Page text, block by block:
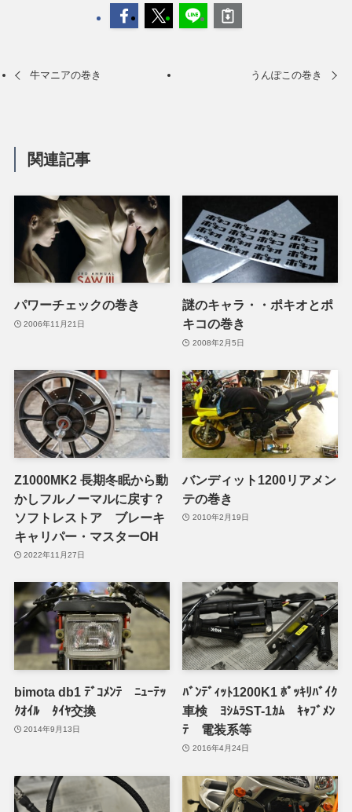
牛マニアの巻き うんぽこの巻き
関連記事
パワーチェックの巻き
2006年11月21日
謎のキャラ・・ポキオとポ
キコの巻き
2008年2月5日
Z1000MK2 長期冬眠から動
かしフルノーマルに戻す？
ソフトレストア ブレーキ
キャリパー・マスターOH
2022年11月27日
バンディット1200リアメン
テの巻き
2010年2月19日
bimota db1 ﾃﾞｺﾒﾝﾃ ﾆｭｰﾃｯ
ｸｵｲﾙ ﾀｲﾔ交換
2014年9月13日
ﾊﾞﾝﾃﾞｨｯﾄ1200K1 ﾎﾟｯｷﾘﾊﾞｲｸ
車検 ﾖｼﾑﾗST-1ｶﾑ ｷｬﾌﾞﾒﾝ
ﾃ 電装系等
2016年4月24日